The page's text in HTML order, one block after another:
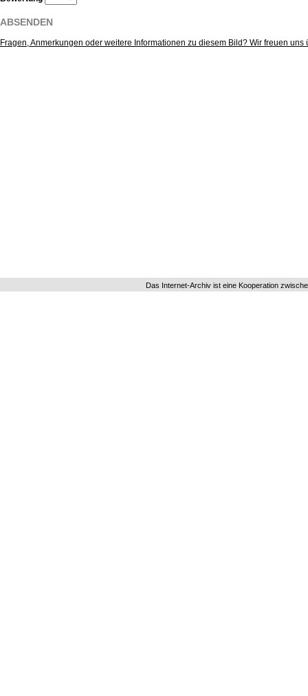
ABSENDEN
Fragen, Anmerkungen oder weitere Informationen zu diesem Bild? Wir freuen uns
Das Internet-Archiv ist eine Kooperation